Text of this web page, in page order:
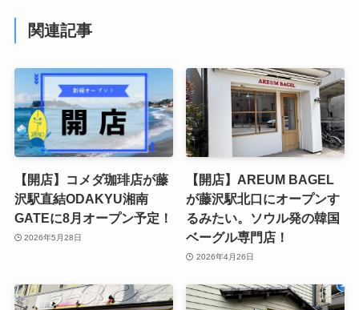
関連記事
【開店】コメダ珈琲店が藤
沢駅直結ODAKYU湘南
GATEに8月オープン予定！
2026年5月28日
【開店】AREUM BAGEL
が藤沢駅北口にオープンす
るみたい。ソウル発の韓国
ベーグル専門店！
2026年4月26日